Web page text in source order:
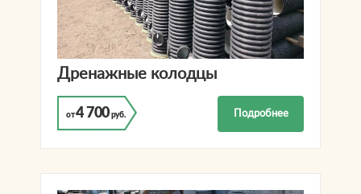
Дренажные колодцы
от4 700 руб. Подробнее